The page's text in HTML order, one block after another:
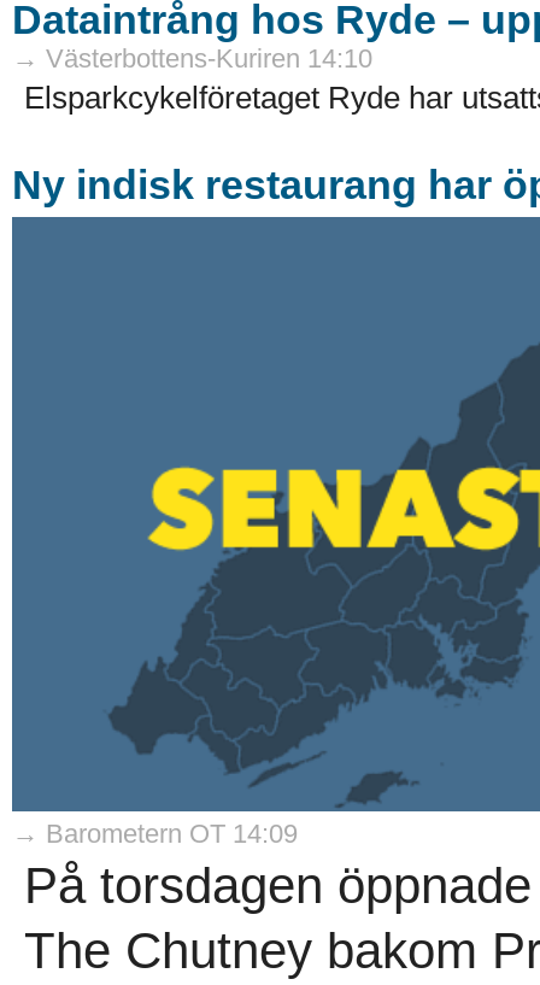
Dataintrång hos Ryde –
→ Västerbottens-Kuriren 14:10
Elsparkcykelföretaget Ryde har
Ny indisk restaurang har
→ Barometern OT 14:09
På torsdagen
The Chutney bakom